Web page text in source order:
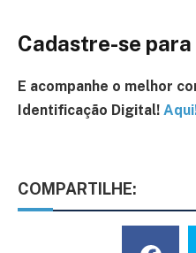
Cadastre-se
E acompanhe o melhor
Identificação Digital!
COMPARTILHE: